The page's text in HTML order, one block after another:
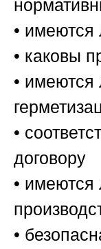
•
• каковы
•
•
договору
• имеются
•